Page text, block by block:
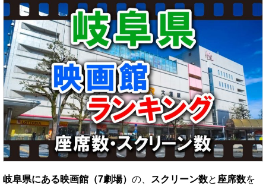
岐阜県にある映画館（7劇場） の、 スクリーン数と 座席数を